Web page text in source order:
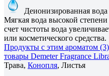
Деионизированная вода
Мягкая вода высокой
счет чистоты вода
или косметического средства.
Продукты с этим ароматом (3)
товары Demeter Fragrance
Трава, Конопля, Листья